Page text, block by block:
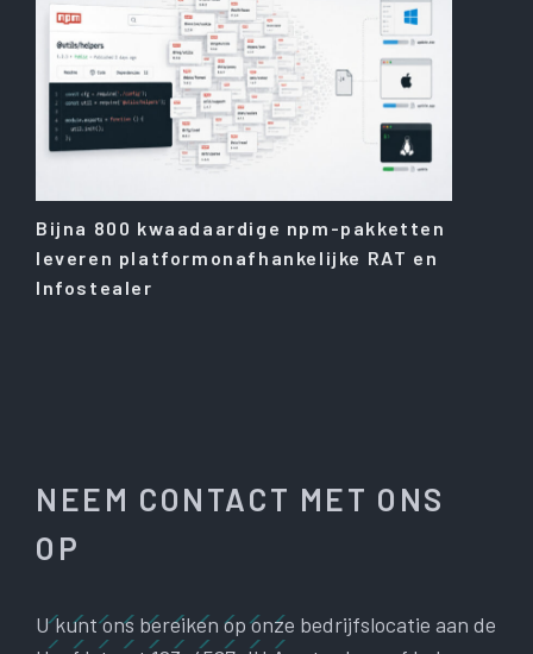
Bijna 800 kwaadaardige npm-pakketten
leveren platformonafhankelijke RAT en
Infostealer
NEEM CONTACT MET ONS
OP
U kunt ons bereiken op onze bedrijfslocatie aan de